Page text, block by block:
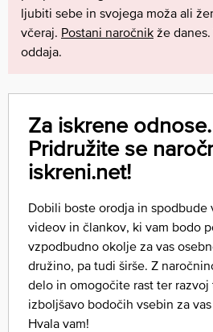
ljubiti sebe in svojega moža ali
včeraj. Postani naročnik že
oddaja.
Za iskrene odnose.
Pridružite se
iskreni.net!
Dobili boste orodja in spodbude
videov in člankov, ki vam bodo
vzpodbudno okolje za vas
družino, pa tudi širše. Z
delo in omogočite rast ter
izboljšavo bodočih vsebin za
Hvala vam!